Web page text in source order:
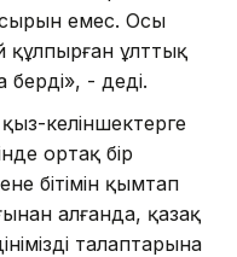
емес. Осы
құлпырған ұлттық
берді», - деді.
келіншектерге
ортақ бір
бітімін қымтап
алғанда, қазақ
талаптарына